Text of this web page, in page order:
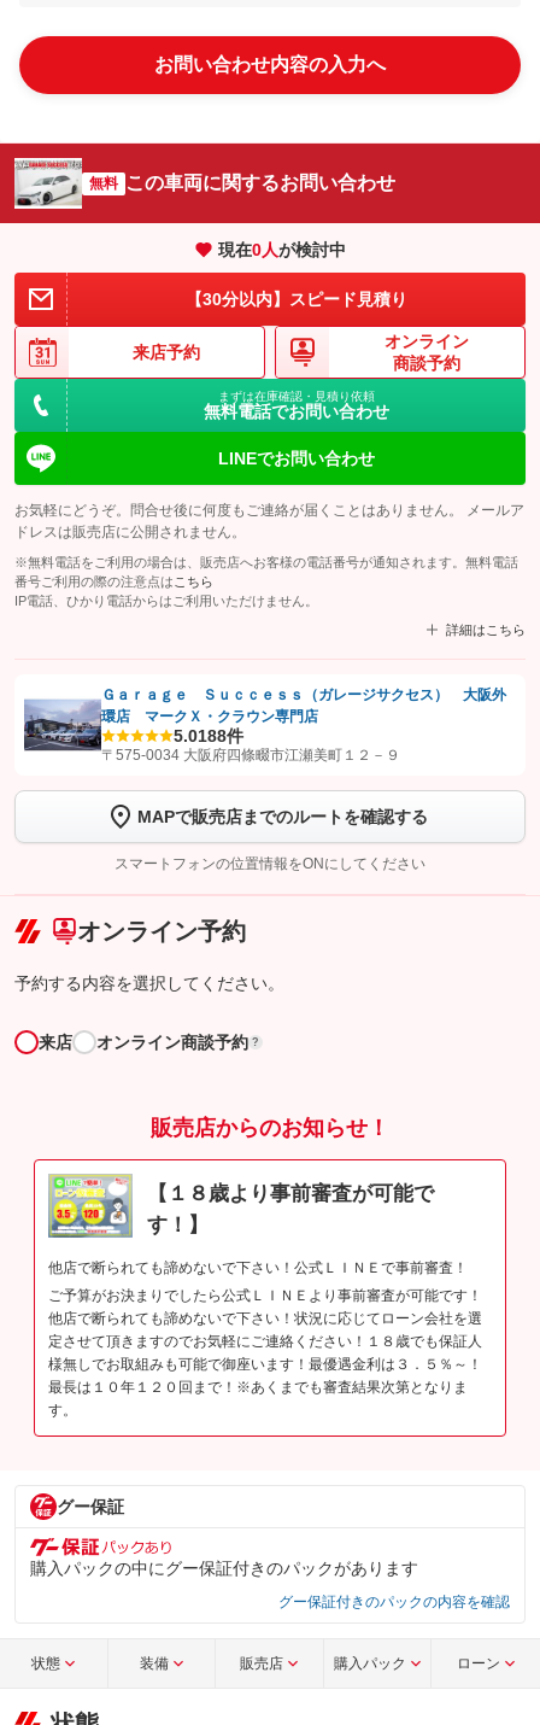
お問い合わせ内容の入力へ
無料 この車両に関するお問い合わせ
現在0人が検討中
【30分以内】スピード見積り
来店予約
オンライン
商談予約
まずは在庫確認・見積り依頼
無料電話でお問い合わせ
LINEでお問い合わせ
お気軽にどうぞ。問合せ後に何度もご連絡が届くことはありません。 メールア
ドレスは販売店に公開されません。
※無料電話をご利用の場合は、販売店へお客様の電話番号が通知されます。無料電話
番号ご利用の際の注意点は こちら
IP電話、ひかり電話からはご利用いただけません。
詳細はこちら
【STEP1】認証画面でグーネットを友だち追加してから「許可する」ボタンを押
します
【STEP2】 トーク画面で
完了してください。
こちら
Ｇａｒａｇｅ Ｓｕｃｃｅｓｓ（ガレージサクセス） 大阪外
環店 マークＸ・クラウン専門店
5.0188件
〒575-0034 大阪府四條畷市江瀬美町１２－９
MAPで販売店までのルートを確認する
スマートフォンの位置情報をONにしてください
オンライン予約
予約する内容を選択してください。
来店 オンライン商談予約 ?
販売店からのお知らせ！
【１８歳より事前審査が可能で
す！】
他店で断られても諦めないで下さい！公式ＬＩＮＥで事前審査！
ご予算がお決まりでしたら公式ＬＩＮＥより事前審査が可能です！
他店で断られても諦めないで下さい！状況に応じてローン会社を選
定させて頂きますのでお気軽にご連絡ください！１８歳でも保証人
様無しでお取組みも可能で御座います！最優遇金利は３．５％～！
最長は１０年１２０回まで！※あくまでも審査結果次第となりま
す。
グー保証
購入パックの中にグー保証付きのパックがあります
グー保証付きのパックの内容を確認
状態 装備 販売店 購入パック ローン